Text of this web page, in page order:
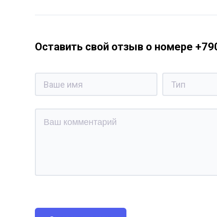
Оставить свой отзыв о номере